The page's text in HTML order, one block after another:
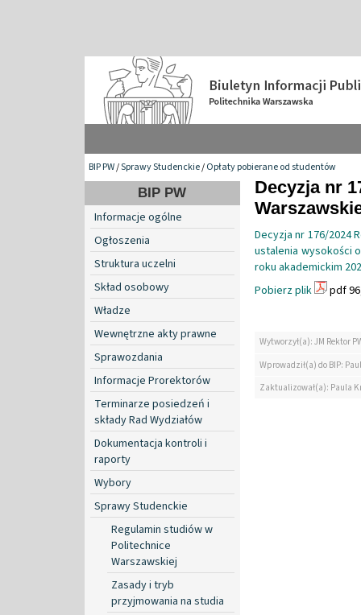
BIP PW/Sprawy Studenckie/Opłaty pobierane od studentów
BIP PW
Informacje ogólne
Ogłoszenia
Struktura uczelni
Skład osobowy
Władze
Wewnętrzne akty prawne
Sprawozdania
Informacje Prorektorów
Terminarze posiedzeń i
składy Rad Wydziałów
Dokumentacja kontroli i
raporty
Wybory
Sprawy Studenckie
Regulamin studiów w
Politechnice
Warszawskiej
Zasady i tryb
przyjmowania na studia
Decyzja nr
Decyzja nr 176/2024
ustalenia wysokości
roku akademickim
Pobierz plik
pdf
Wytworzył(a): JM Rektor
Wprowadził(a) do BIP:
Zaktualizował(a): Paula